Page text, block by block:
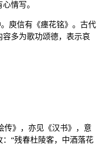
情写。
庾信有《瘗花铭》。古代
多为歌功颂德，表示哀
传》，亦见《汉书》，意
“残春杜陵客，中酒落花